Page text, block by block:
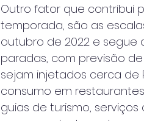
Outro fator que contribui
temporada, são as
outubro de 2022 e segue
paradas, com previsão
sejam injetados cerca de
consumo em
guias de turismo,